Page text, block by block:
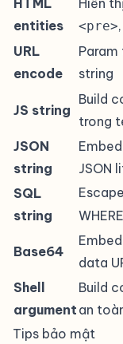
HTML
entities
Hiển
<pre>
URL
encode
string
JS string
Build
trong
JSON
string
JSON
SQL
string
Escape
WHERE
Base64
data
Shell
argument
Build
an
Tips bảo mật